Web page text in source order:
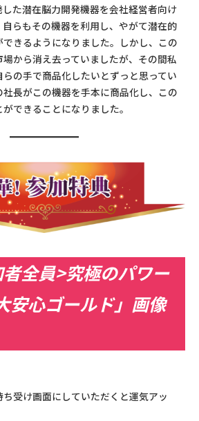
た潜在脳力開発機器を会社経営者向け
らもその機器を利用し、やがて潜在的
きるようになりました。しかし、この
から消え去っていましたが、その間私
の手で商品化したいとずっと思ってい
長がこの機器を手本に商品化し、この
できることになりました。
者全員>究極のパワー
安心ゴールド」画像
ち受け画面にしていただくと運気アッ